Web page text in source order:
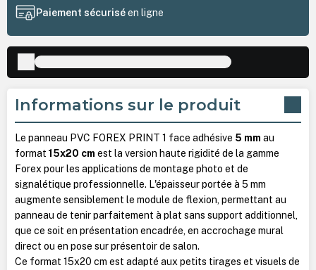
Paiement sécuriséen ligne
Informations sur le produit
Le panneau PVC FOREX PRINT 1 face adhésive 5 mm au
format 15x20 cm est la version haute rigidité de la gamme
Forex pour les applications de montage photo et de
signalétique professionnelle. L'épaisseur portée à 5 mm
augmente sensiblement le module de flexion, permettant au
panneau de tenir parfaitement à plat sans support additionnel,
que ce soit en présentation encadrée, en accrochage mural
direct ou en pose sur présentoir de salon.
Ce format 15x20 cm est adapté aux petits tirages et visuels de